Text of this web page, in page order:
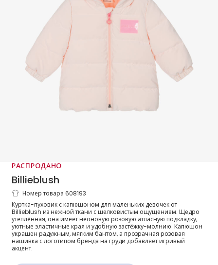
РАСПРОДАНО
Billieblush
Куртка-пуховик с капюшоном розовый
для девочек
Номер товара 608193
Куртка-пуховик с капюшоном для маленьких девочек от
Billieblush из нежной ткани с шелковистым ощущением. Щедро
утеплённая, она имеет неоновую розовую атласную подкладку,
уютные эластичные края и удобную застёжку-молнию. Капюшон
украшен радужным, мягким бантом, а прозрачная розовая
нашивка с логотипом бренда на груди добавляет игривый
акцент.